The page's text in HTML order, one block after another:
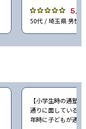
5.0
50代 / 埼玉県 男性
【小学生時の通塾
通りに面している
年時に子どもが通